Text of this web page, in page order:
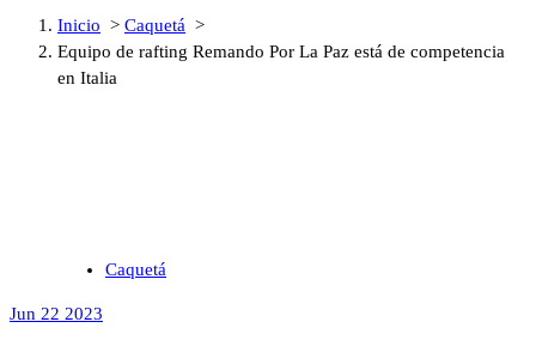
Inicio > Caquetá >
Equipo de rafting Remando Por La Paz está de competencia
en Italia
Caquetá
Jun 22 2023